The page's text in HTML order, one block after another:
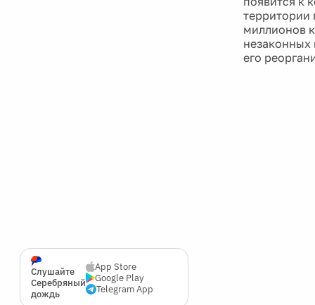
Слушайте
Серебряный
дождь
App Store
Google Play
Telegram App
миллионов
незаконных
его